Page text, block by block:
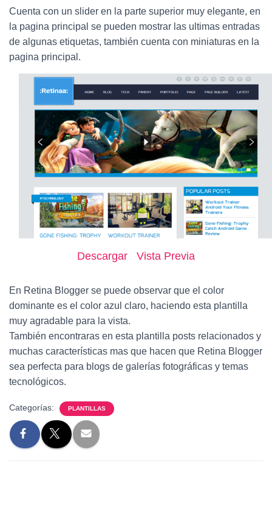
Cuenta con un slider en la parte superior muy elegante, en
la pagina principal se pueden mostrar las ultimas entradas
de algunas etiquetas, también cuenta con miniaturas en la
pagina principal.
Descargar Vista Previa
En Retina Blogger se puede observar que el color
dominante es el color azul claro, haciendo esta plantilla
muy agradable para la vista.
También encontraras en esta plantilla posts relacionados y
muchas características mas que hacen que Retina Blogger
sea perfecta para blogs de galerías fotográficas y temas
tecnológicos.
Categorías: PLANTILLAS